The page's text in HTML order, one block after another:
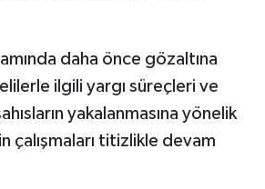
daha önce gözaltına
ilgili yargı süreçleri ve
yakalanmasına yönelik
çalışmaları titizlikle devam